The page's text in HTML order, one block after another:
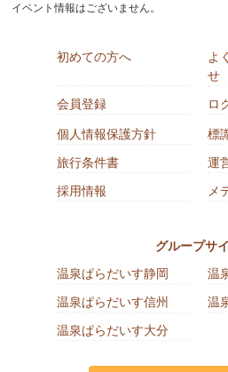
イベント情報はございません。
初めての方へ
よ
せ
会員登録
ロ
個人情報保護方針
標
旅行条件書
運
採用情報
メ
グループサ
温泉ぱらだいす静岡
温
温泉ぱらだいす信州
温
温泉ぱらだいす大分